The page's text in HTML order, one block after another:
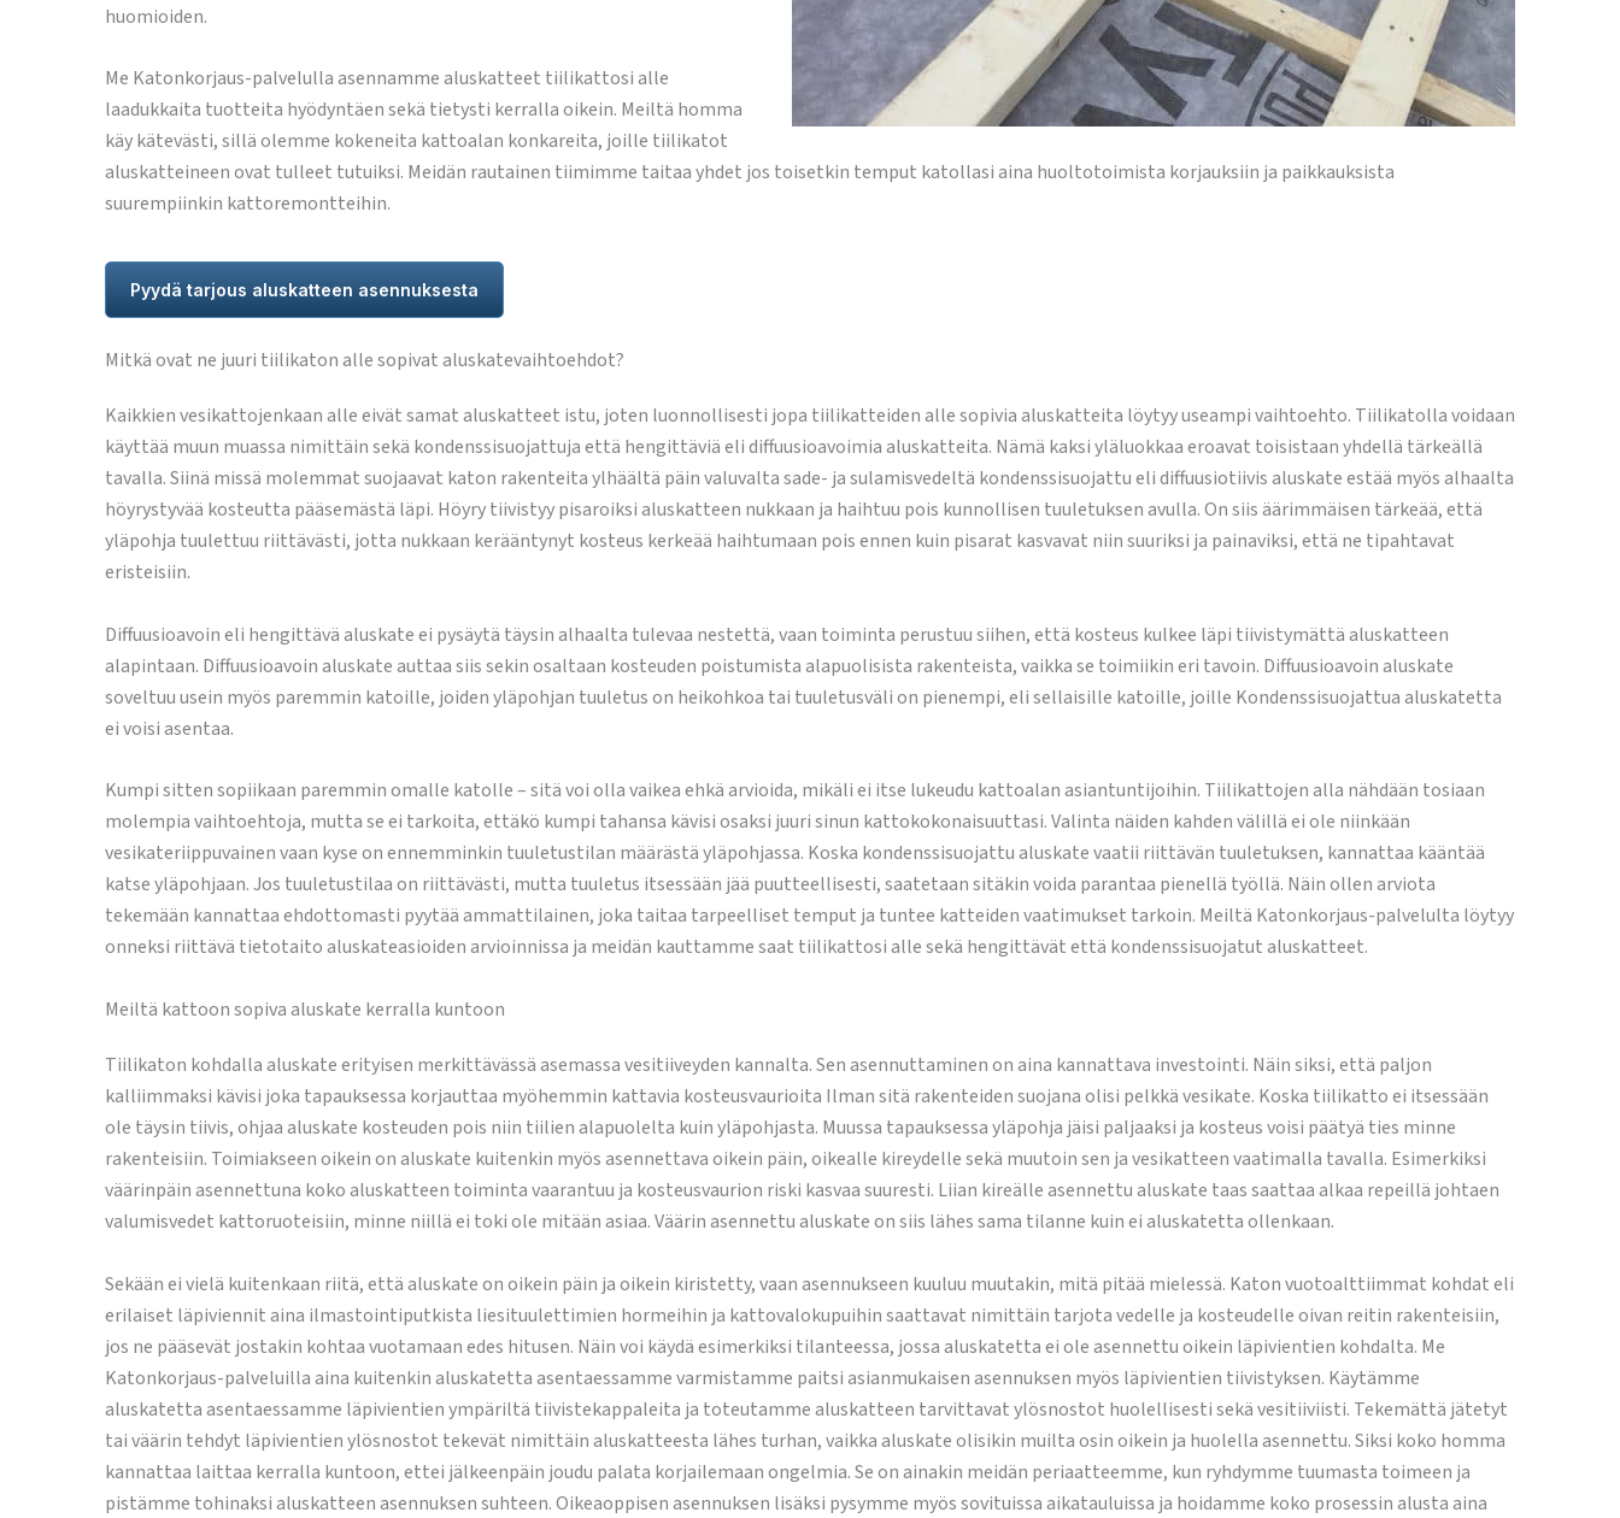
huomioiden.
Me Katonkorjaus-palvelulla asennamme aluskatteet tiilikattosi alle
laadukkaita tuotteita hyödyntäen sekä tietysti kerralla oikein. Meiltä homma
käy kätevästi, sillä olemme kokeneita kattoalan konkareita, joille tiilikatot
aluskatteineen ovat tulleet tutuiksi. Meidän rautainen tiimimme taitaa yhdet jos toisetkin temput katollasi aina huoltotoimista korjauksiin ja paikkauksista
suurempiinkin kattoremontteihin.
Pyydä tarjous aluskatteen asennuksesta
Mitkä ovat ne juuri tiilikaton alle sopivat aluskatevaihtoehdot?
Kaikkien vesikattojenkaan alle eivät samat aluskatteet istu, joten luonnollisesti jopa tiilikatteiden alle sopivia aluskatteita löytyy useampi vaihtoehto. Tiilikatolla voidaan
käyttää muun muassa nimittäin sekä kondenssisuojattuja että hengittäviä eli diffuusioavoimia aluskatteita. Nämä kaksi yläluokkaa eroavat toisistaan yhdellä tärkeällä
tavalla. Siinä missä molemmat suojaavat katon rakenteita ylhäältä päin valuvalta sade- ja sulamisvedeltä kondenssisuojattu eli diffuusiotiivis aluskate estää myös alhaalta
höyrystyvää kosteutta pääsemästä läpi. Höyry tiivistyy pisaroiksi aluskatteen nukkaan ja haihtuu pois kunnollisen tuuletuksen avulla. On siis äärimmäisen tärkeää, että
yläpohja tuulettuu riittävästi, jotta nukkaan kerääntynyt kosteus kerkeää haihtumaan pois ennen kuin pisarat kasvavat niin suuriksi ja painaviksi, että ne tipahtavat
eristeisiin.
Diffuusioavoin eli hengittävä aluskate ei pysäytä täysin alhaalta tulevaa nestettä, vaan toiminta perustuu siihen, että kosteus kulkee läpi tiivistymättä aluskatteen
alapintaan. Diffuusioavoin aluskate auttaa siis sekin osaltaan kosteuden poistumista alapuolisista rakenteista, vaikka se toimiikin eri tavoin. Diffuusioavoin aluskate
soveltuu usein myös paremmin katoille, joiden yläpohjan tuuletus on heikohkoa tai tuuletusväli on pienempi, eli sellaisille katoille, joille Kondenssisuojattua aluskatetta
ei voisi asentaa.
Kumpi sitten sopiikaan paremmin omalle katolle – sitä voi olla vaikea ehkä arvioida, mikäli ei itse lukeudu kattoalan asiantuntijoihin. Tiilikattojen alla nähdään tosiaan
molempia vaihtoehtoja, mutta se ei tarkoita, ettäkö kumpi tahansa kävisi osaksi juuri sinun kattokokonaisuuttasi. Valinta näiden kahden välillä ei ole niinkään
vesikateriippuvainen vaan kyse on ennemminkin tuuletustilan määrästä yläpohjassa. Koska kondenssisuojattu aluskate vaatii riittävän tuuletuksen, kannattaa kääntää
katse yläpohjaan. Jos tuuletustilaa on riittävästi, mutta tuuletus itsessään jää puutteellisesti, saatetaan sitäkin voida parantaa pienellä työllä. Näin ollen arviota
tekemään kannattaa ehdottomasti pyytää ammattilainen, joka taitaa tarpeelliset temput ja tuntee katteiden vaatimukset tarkoin. Meiltä Katonkorjaus-palvelulta löytyy
onneksi riittävä tietotaito aluskateasioiden arvioinnissa ja meidän kauttamme saat tiilikattosi alle sekä hengittävät että kondenssisuojatut aluskatteet.
Meiltä kattoon sopiva aluskate kerralla kuntoon
Tiilikaton kohdalla aluskate erityisen merkittävässä asemassa vesitiiveyden kannalta. Sen asennuttaminen on aina kannattava investointi. Näin siksi, että paljon
kalliimmaksi kävisi joka tapauksessa korjauttaa myöhemmin kattavia kosteusvaurioita Ilman sitä rakenteiden suojana olisi pelkkä vesikate. Koska tiilikatto ei itsessään
ole täysin tiivis, ohjaa aluskate kosteuden pois niin tiilien alapuolelta kuin yläpohjasta. Muussa tapauksessa yläpohja jäisi paljaaksi ja kosteus voisi päätyä ties minne
rakenteisiin. Toimiakseen oikein on aluskate kuitenkin myös asennettava oikein päin, oikealle kireydelle sekä muutoin sen ja vesikatteen vaatimalla tavalla. Esimerkiksi
väärinpäin asennettuna koko aluskatteen toiminta vaarantuu ja kosteusvaurion riski kasvaa suuresti. Liian kireälle asennettu aluskate taas saattaa alkaa repeillä johtaen
valumisvedet kattoruoteisiin, minne niillä ei toki ole mitään asiaa. Väärin asennettu aluskate on siis lähes sama tilanne kuin ei aluskatetta ollenkaan.
Sekään ei vielä kuitenkaan riitä, että aluskate on oikein päin ja oikein kiristetty, vaan asennukseen kuuluu muutakin, mitä pitää mielessä. Katon vuotoalttiimmat kohdat eli
erilaiset läpiviennit aina ilmastointiputkista liesituulettimien hormeihin ja kattovalokupuihin saattavat nimittäin tarjota vedelle ja kosteudelle oivan reitin rakenteisiin,
jos ne pääsevät jostakin kohtaa vuotamaan edes hitusen. Näin voi käydä esimerkiksi tilanteessa, jossa aluskatetta ei ole asennettu oikein läpivientien kohdalta. Me
Katonkorjaus-palveluilla aina kuitenkin aluskatetta asentaessamme varmistamme paitsi asianmukaisen asennuksen myös läpivientien tiivistyksen. Käytämme
aluskatetta asentaessamme läpivientien ympäriltä tiivistekappaleita ja toteutamme aluskatteen tarvittavat ylösnostot huolellisesti sekä vesitiiviisti. Tekemättä jätetyt
tai väärin tehdyt läpivientien ylösnostot tekevät nimittäin aluskatteesta lähes turhan, vaikka aluskate olisikin muilta osin oikein ja huolella asennettu. Siksi koko homma
kannattaa laittaa kerralla kuntoon, ettei jälkeenpäin joudu palata korjailemaan ongelmia. Se on ainakin meidän periaatteemme, kun ryhdymme tuumasta toimeen ja
pistämme tohinaksi aluskatteen asennuksen suhteen. Oikeaoppisen asennuksen lisäksi pysymme myös sovituissa aikatauluissa ja hoidamme koko prosessin alusta aina